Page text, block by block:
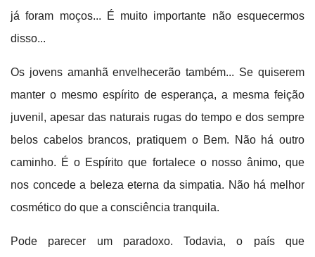
já foram moços... É muito importante não esquecermos
disso...
Os jovens amanhã envelhecerão também... Se quiserem
manter o mesmo espírito de esperança, a mesma feição
juvenil, apesar das naturais rugas do tempo e dos sempre
belos cabelos brancos, pratiquem o Bem. Não há outro
caminho. É o Espírito que fortalece o nosso ânimo, que
nos concede a beleza eterna da simpatia. Não há melhor
cosmético do que a consciência tranquila.
Pode parecer um paradoxo. Todavia, o país que